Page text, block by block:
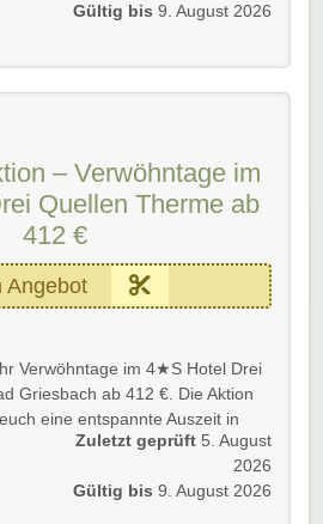
Niveau verbinden möchtet.
mit Vollpension
up inklusive
zur Gesundheitsoptimierung
3D-
der Vitalparameter
5
und Bestandskunden.
folgen und Rebalance &
entdecken!
Gültig bis 9. August 2026
– Verwöhntage im
Quellen Therme ab
412 €
Angebot
Verwöhntage im 4★S Hotel Drei
Griesbach ab 412 €. Die Aktion
eine entspannte Auszeit in
und Wellness, Beauty + gesunde
verbinden möchtet.
Zuletzt geprüft 5. August
2026
Gültig bis 9. August 2026